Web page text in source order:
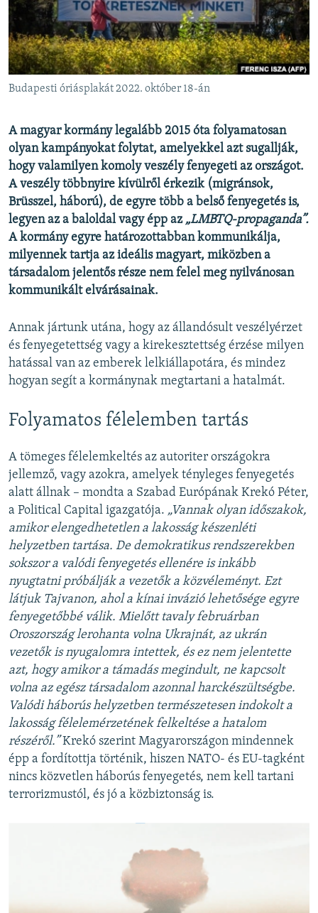
EURÓPAI UNIÓ
VILÁG
KLÍMAVÁLTOZÁS
A MÚLT TANULSÁGAI
KÖVESSEN MINKET!
Valamennyi RFE/RL weboldal
Budapesti óriásplakát 2022. október 18-án
A magyar kormány legalább 2015 óta folyamatosan
olyan kampányokat folytat, amelyekkel azt sugallják,
hogy valamilyen komoly veszély fenyegeti az országot.
A veszély többnyire kívülről érkezik (migránsok,
Brüsszel, háború), de egyre több a belső fenyegetés is,
legyen az a baloldal vagy épp az„LMBTQ-propaganda”.
A kormány egyre határozottabban kommunikálja,
milyennek tartja az ideális magyart, miközben a
társadalom jelentős része nem felel meg nyilvánosan
kommunikált elvárásainak.
Annak jártunk utána, hogy az állandósult veszélyérzet
és fenyegetettség vagy a kirekesztettség érzése milyen
hatással van az emberek lelkiállapotára, és mindez
hogyan segít a kormánynak megtartani a hatalmát.
Folyamatos félelemben tartás
A tömeges félelemkeltés az autoriter országokra
jellemző, vagy azokra, amelyek tényleges fenyegetés
alatt állnak – mondta a Szabad Európának Krekó Péter,
a Political Capital igazgatója. „Vannak olyan időszakok,
amikor elengedhetetlen a lakosság készenléti
helyzetben tartása. De demokratikus rendszerekben
sokszor a valódi fenyegetés ellenére is inkább
nyugtatni próbálják a vezetők a közvéleményt. Ezt
látjuk Tajvanon, ahol a kínai invázió lehetősége egyre
fenyegetőbbé válik. Mielőtt tavaly februárban
Oroszország lerohanta volna Ukrajnát, az ukrán
vezetők is nyugalomra intettek, és ez nem jelentette
azt, hogy amikor a támadás megindult, ne kapcsolt
volna az egész társadalom azonnal harckészültségbe.
Valódi háborús helyzetben természetesen indokolt a
lakosság félelemérzetének felkeltése a hatalom
részéről.”Krekó szerint Magyarországon mindennek
épp a fordítottja történik, hiszen NATO- és EU-tagként
nincs közvetlen háborús fenyegetés, nem kell tartani
terrorizmustól, és jó a közbiztonság is.